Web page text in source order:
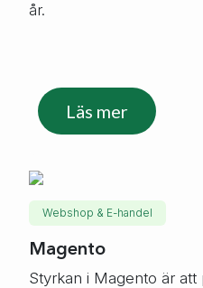
år.
Läs mer
Webshop & E-handel
Magento
Styrkan i Magento är